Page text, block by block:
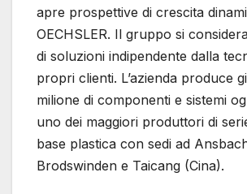
apre prospettive di crescita
OECHSLER. Il gruppo si
di soluzioni indipendente dalla
propri clienti. L’azienda produce
milione di componenti e sistemi
uno dei maggiori produttori di
base plastica con sedi ad
Brodswinden e Taicang (Cina).